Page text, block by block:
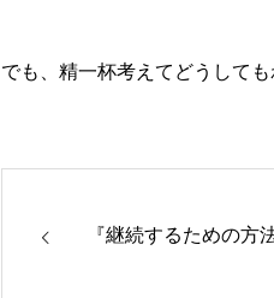
でも、精一杯考えてどうして
『継続するための方